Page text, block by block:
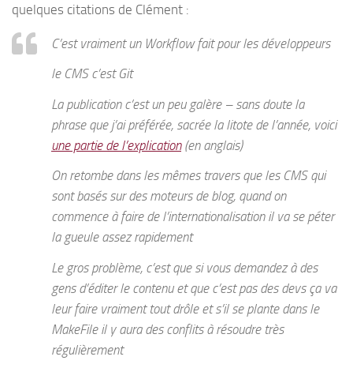
quelques citations de Clément :
C’est vraiment un Workflow fait pour les développeurs
le CMS c’est Git
La publication c’est un peu galère – sans doute la
phrase que j’ai préférée, sacrée la litote de l’année, voici
une partie de l’explication(en anglais)
On retombe dans les mêmes travers que les CMS qui
sont basés sur des moteurs de blog, quand on
commence à faire de l’internationalisation il va se péter
la gueule assez rapidement
Le gros problème, c’est que si vous demandez à des
gens d’éditer le contenu et que c’est pas des devs ça va
leur faire vraiment tout drôle et s’il se plante dans le
MakeFile il y aura des conflits à résoudre très
régulièrement